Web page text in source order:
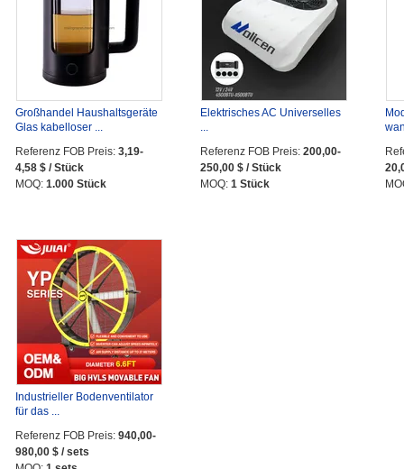
Großhandel Haushaltsgeräte
Glas kabelloser ...
Referenz FOB Preis: 3,19-
4,58 $ / Stück
MOQ: 1.000 Stück
Elektrisches AC Universelles
...
Referenz FOB Preis: 200,00-
250,00 $ / Stück
MOQ: 1 Stück
Industrieller Bodenventilator
für das ...
Referenz FOB Preis: 940,00-
980,00 $ / sets